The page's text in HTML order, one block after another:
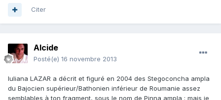
Citer
Alcide
Posté(e) 16 novembre 2013
Iuliana LAZAR a décrit et figuré en 2004 des Stegoconcha ampla
du Bajocien supérieur/Bathonien inférieur de Roumanie assez
semblables à ton fragment, sous le nom de Pinna ampla ; mais je